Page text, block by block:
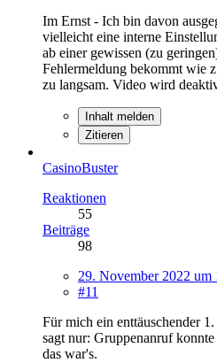
Im Ernst - Ich bin davon
vielleicht eine interne
ab einer gewissen (zu
Fehlermeldung bekommt wie
zu langsam. Video wird
Inhalt melden
Zitieren
CasinoBuster
Reaktionen
55
Beiträge
98
29. November 2022 um
#11
Für mich ein enttäuschender
sagt nur: Gruppenanruf
das war's.